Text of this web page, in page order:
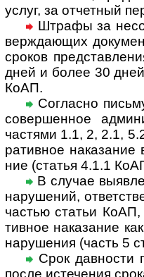
услуг, за отчет­ный
Штрафы за
вер­ж­даю­щих
сро­ков
дней и более 30
КоАП.
Согласно
совер­шен­ное
час­тями 1.1, 2, 2.1,
ра­тив­ное
ние (ста­тья 4.1.1
В случае
нару­ше­ний,
час­тью ста­тьи
тив­ное нака­за­ние
на­ру­ше­ния (часть 5
Срок давности
после исте­че­ния